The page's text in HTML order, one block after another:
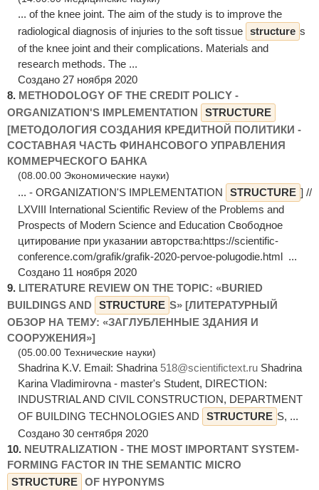
... of the knee joint. The aim of the study is to improve the
radiological diagnosis of injuries to the soft tissue structure s
of the knee joint and their complications. Materials and
research methods. The ...
Создано 27 ноября 2020
8. METHODOLOGY OF THE CREDIT POLICY -
ORGANIZATION'S IMPLEMENTATION
STRUCTURE
[МЕТОДОЛОГИЯ СОЗДАНИЯ КРЕДИТНОЙ ПОЛИТИКИ -
СОСТАВНАЯ ЧАСТЬ ФИНАНСОВОГО УПРАВЛЕНИЯ
КОММЕРЧЕСКОГО БАНКА
(08.00.00 Экономические науки)
... - ORGANIZATION'S IMPLEMENTATION STRUCTURE ] //
LXVIII International Scientific Review of the Problems and
Prospects of Modern Science and Education Свободное
цитирование при указании авторства:https://scientific-
conference.com/grafik/grafik-2020-pervoe-polugodie.html ...
Создано 11 ноября 2020
9. LITERATURE REVIEW ON THE TOPIC: «BURIED
BUILDINGS AND STRUCTURE S» [ЛИТЕРАТУРНЫЙ
ОБЗОР НА ТЕМУ: «ЗАГЛУБЛЕННЫЕ ЗДАНИЯ И
СООРУЖЕНИЯ»]
(05.00.00 Технические науки)
Shadrina K.V. Email: Shadrina 518@scientifictext.ru Shadrina
Karina Vladimirovna - master's Student, DIRECTION:
INDUSTRIAL AND CIVIL CONSTRUCTION, DEPARTMENT
OF BUILDING TECHNOLOGIES AND
STRUCTURE S, ...
Создано 30 сентября 2020
10. NEUTRALIZATION - THE MOST IMPORTANT SYSTEM-
FORMING FACTOR IN THE SEMANTIC MICRO
STRUCTURE OF HYPONYMS